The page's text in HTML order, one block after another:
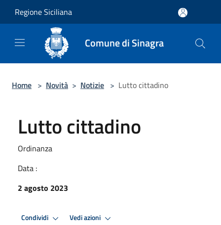
Regione Siciliana
Comune di Sinagra
Home > Novità > Notizie > Lutto cittadino
Lutto cittadino
Ordinanza
Data :
2 agosto 2023
Condividi Vedi azioni